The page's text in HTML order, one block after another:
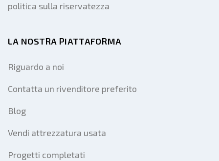
politica sulla riservatezza
LA NOSTRA PIATTAFORMA
Riguardo a noi
Contatta un rivenditore preferito
Blog
Vendi attrezzatura usata
Progetti completati